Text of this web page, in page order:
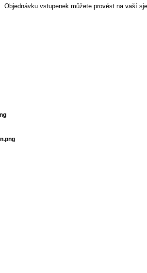
Objednávku vstupenek můžete provést na vaší